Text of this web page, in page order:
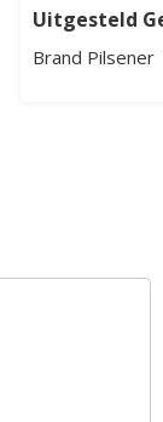
Uitgesteld
Brand Pilsener